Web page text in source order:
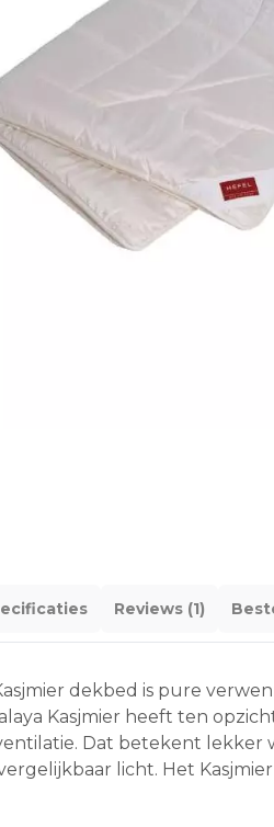
Reviews (1)
dekbed is pure
Kasjmier heeft ten
Dat betekent lekker
licht. Het